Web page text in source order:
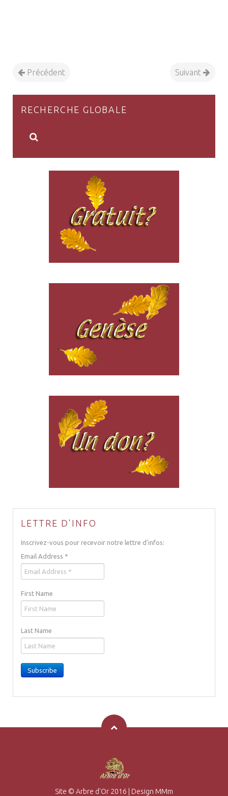
Précédent Suivant
RECHERCHE GLOBALE
LETTRE D'INFO
Inscrivez-vous pour recevoir notre lettre d'infos:
Email Address *
First Name
Last Name
Subscribe
Site © Arbre d'Or 2016 Design MMm